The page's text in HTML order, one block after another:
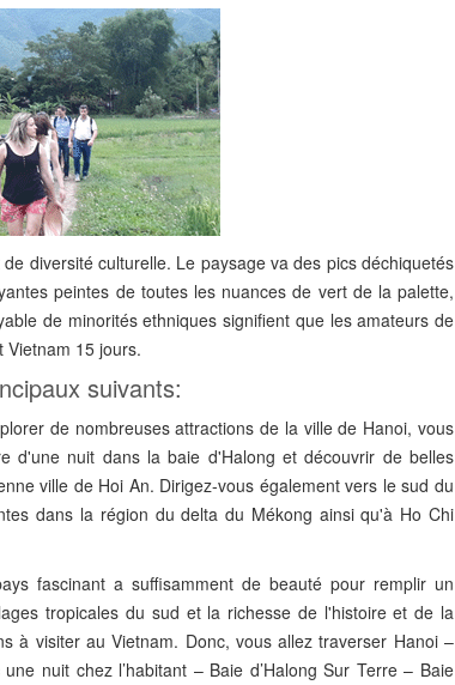
diversité culturelle. Le paysage va des pics déchiquetés
peintes de toutes les nuances de vert de la palette,
de minorités ethniques signifient que les amateurs de
Vietnam 15 jours.
suivants:
de nombreuses attractions de la ville de Hanoi, vous
d'une nuit dans la baie d'Halong et découvrir de belles
ville de Hoi An. Dirigez-vous également vers le sud du
dans la région du delta du Mékong ainsi qu'à Ho Chi
fascinant a suffisamment de beauté pour remplir un
tropicales du sud et la richesse de l'histoire et de la
à visiter au Vietnam. Donc, vous allez traverser Hanoi –
nuit chez l’habitant – Baie d’Halong Sur Terre – Baie